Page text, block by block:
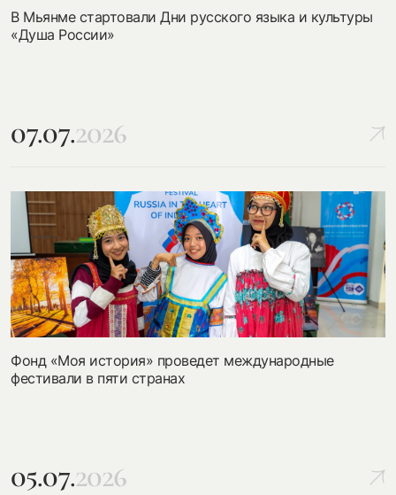
В Мьянме стартовали Дни русского языка и культуры
«Душа России»
07.07.2026
Фонд «Моя история» проведет международные
фестивали в пяти странах
05.07.2026